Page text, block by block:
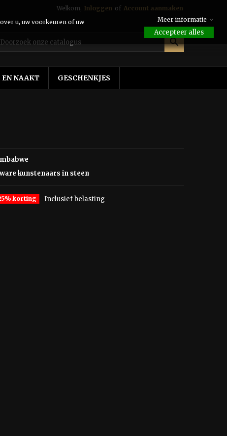
Welkom, Inloggen of Account aanmaken

EN NAAKT GESCHENKJES
kunstenaars in steen
korting Inclusief belasting
u, uw voorkeuren of uw
Meer informatie
Accepteer alles